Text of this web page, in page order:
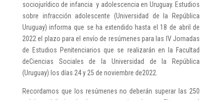
sociojurídico de infancia y adolescencia en Uruguay. Estudios
sobre infracción adolescente (Universidad de la República
Uruguay) informa que se ha extendido hasta el 18 de abril de
2022 el plazo para el envío de resúmenes para las IV Jornadas
de Estudios Penitenciarios que se realizarán en la Facultad
deCiencias Sociales de la Universidad de la República
(Uruguay) los días 24 y 25 de noviembre de2022.
Recordamos que los resúmenes no deberán superar las 250